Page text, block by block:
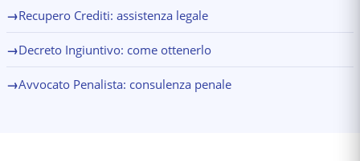
→Recupero Crediti: assistenza legale
→Decreto Ingiuntivo: come ottenerlo
→Avvocato Penalista: consulenza penale